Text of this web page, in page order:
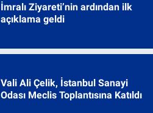
İmralı Ziyareti’nin ardından ilk
açıklama geldi
Vali Ali Çelik, İstanbul Sanayi
Odası Meclis Toplantısına Katıldı